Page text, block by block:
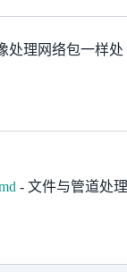
处理网络包一样处
- 文件与管道处理